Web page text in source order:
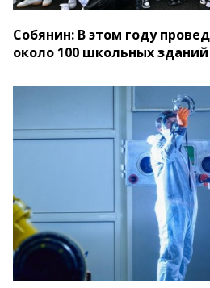
Собянин: В этом году
около 100 школьных зданий